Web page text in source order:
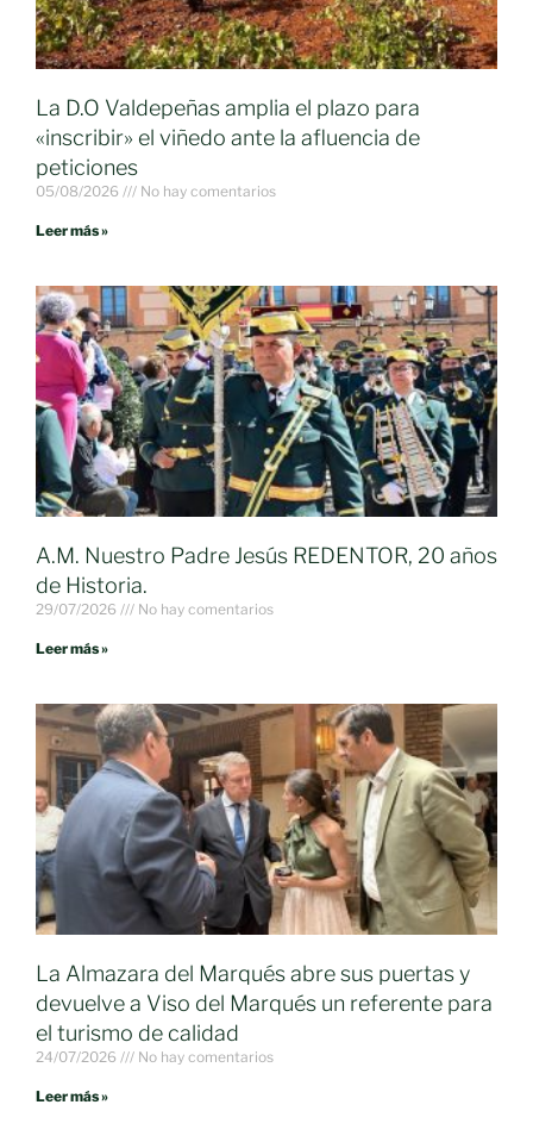
La D.O Valdepeñas amplia el plazo para
«inscribir» el viñedo ante la afluencia de
peticiones
05/08/2026 No hay comentarios
Leer más »
A.M. Nuestro Padre Jesús REDENTOR, 20 años
de Historia.
29/07/2026 No hay comentarios
Leer más »
La Almazara del Marqués abre sus puertas y
devuelve a Viso del Marqués un referente para
el turismo de calidad
24/07/2026 No hay comentarios
Leer más »